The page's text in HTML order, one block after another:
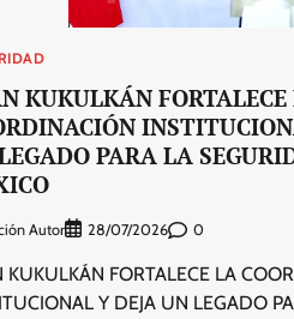
KUKULKÁN FORTALECE
PARA LA
Autor 28/07/2026 0
KUKULKÁN FORTALECE LA
Y DEJA UN LEGADO